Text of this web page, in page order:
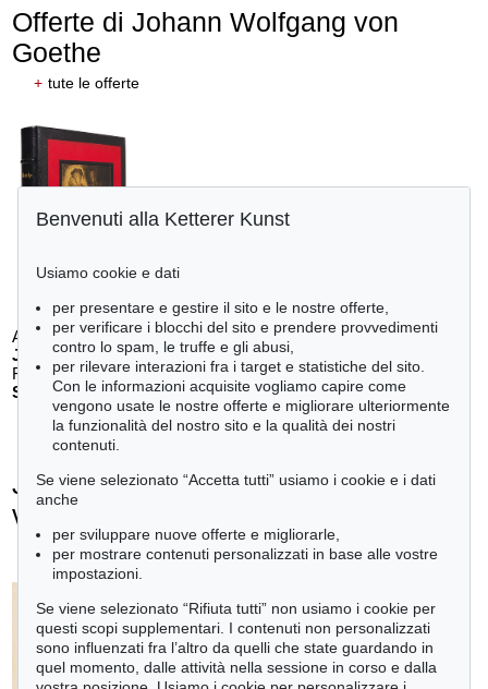
Offerte di Johann Wolfgang von
Goethe
+ tute le offerte
Auction 610 - Lot 426000325
J. GOETHE
Faust , 1924
Stima:€ 1,500
Johann Wolfgang von Goethe - Ogetti
venduti
tute le offerte
Benvenuti alla Ketterer Kunst
Usiamo cookie e dati
per presentare e gestire il sito e le nostre offerte,
per verificare i blocchi del sito e prendere provvedimenti
contro lo spam, le truffe e gli abusi,
per rilevare interazioni fra i target e statistiche del sito.
Con le informazioni acquisite vogliamo capire come
vengono usate le nostre offerte e migliorare ulteriormente
la funzionalità del nostro sito e la qualità dei nostri
contenuti.
Se viene selezionato “Accetta tutti” usiamo i cookie e i dati
anche
per sviluppare nuove offerte e migliorarle,
per mostrare contenuti personalizzati in base alle vostre
impostazioni.
Se viene selezionato “Rifiuta tutti” non usiamo i cookie per
questi scopi supplementari. I contenuti non personalizzati
sono influenzati fra l’altro da quelli che state guardando in
quel momento, dalle attività nella sessione in corso e dalla